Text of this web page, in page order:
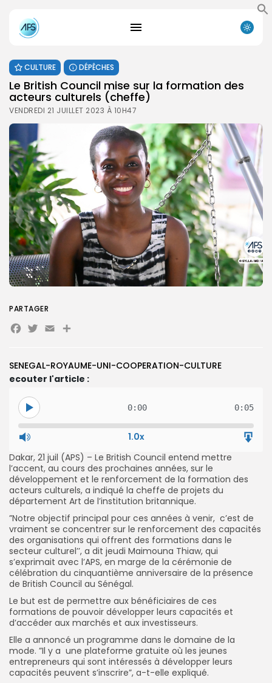
for:
CULTURE DÉPÊCHES
Le British Council mise sur la formation des
acteurs culturels (cheffe)
VENDREDI 21 JUILLET 2023 À 10H47
SENEGAL-ROYAUME-UNI-COOPERATION-CULTURE
ecouter l'article :
0:00 0:05
1.0x
Dakar, 21 juil (APS) – Le British Council entend mettre
l’accent, au cours des prochaines années, sur le
développement et le renforcement de la formation des
acteurs culturels, a indiqué la cheffe de projets du
département Art de l’institution britannique.
”Notre objectif principal pour ces années à venir, c’est de
vraiment se concentrer sur le renforcement des capacités
des organisations qui offrent des formations dans le
secteur culturel’’, a dit jeudi Maimouna Thiaw, qui
s’exprimait avec l’APS, en marge de la cérémonie de
célébration du cinquantième anniversaire de la présence
de British Council au Sénégal.
Le but est de permettre aux bénéficiaires de ces
formations de pouvoir développer leurs capacités et
d’accéder aux marchés et aux investisseurs.
Elle a annoncé un programme dans le domaine de la
mode. ”Il y a une plateforme gratuite où les jeunes
entrepreneurs qui sont intéressés à développer leurs
capacités peuvent s’inscrire”, a-t-elle expliqué.
PARTAGER
Facebook
Twitter
EmailPartager